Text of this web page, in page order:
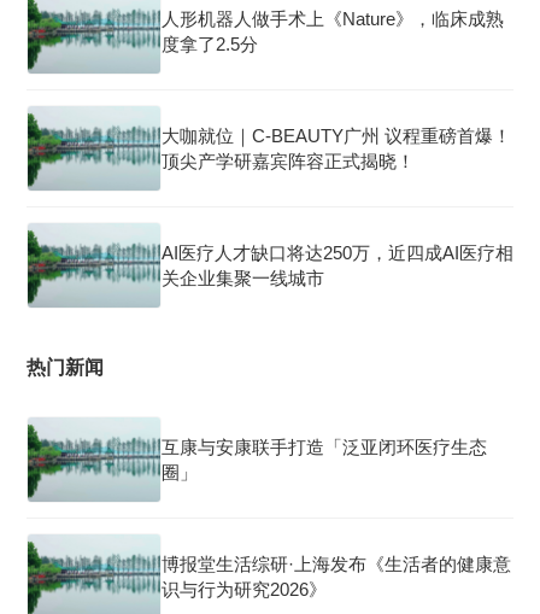
人形机器人做手术上《Nature》，临床成熟
度拿了2.5分
大咖就位｜C-BEAUTY广州 议程重磅首爆！
顶尖产学研嘉宾阵容正式揭晓！
AI医疗人才缺口将达250万，近四成AI医疗相
关企业集聚一线城市
热门新闻
互康与安康联手打造「泛亚闭环医疗生态
圈」
博报堂生活综研·上海发布《生活者的健康意
识与行为研究2026》